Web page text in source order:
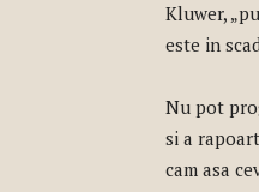
Kluwer,
este in
Nu pot
si a
cam asa